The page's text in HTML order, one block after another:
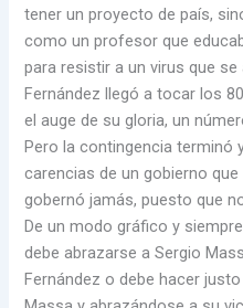
tener un proyecto de país,
como un profesor que
para resistir a un virus que
Fernández llegó a tocar los
el auge de su gloria, un
Pero la contingencia terminó
carencias de un gobierno
gobernó jamás, puesto que
De un modo gráfico y
debe abrazarse a Sergio
Fernández o debe hacer